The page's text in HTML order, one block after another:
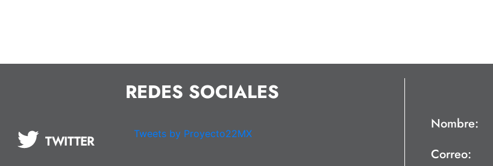
REDES SOCIALES
TWITTER Tweets by Proyecto22MX
Nombre:
Correo: